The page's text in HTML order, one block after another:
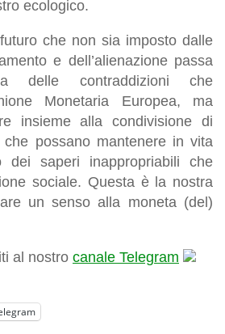
ecologico.
che non sia imposto dalle
e dell’alienazione passa
delle contraddizioni che
Monetaria Europea, ma
insieme alla condivisione di
possano mantenere in vita
dei saperi inappropriabili che
sociale. Questa è la nostra
un senso alla moneta (del)
al nostro canale Telegram